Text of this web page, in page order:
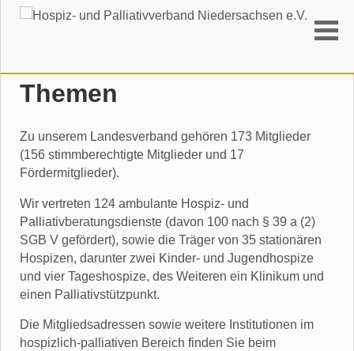
Suchen
Themen
Zu unserem Landesverband gehören 173 Mitglieder
(156 stimmberechtigte Mitglieder und 17
Fördermitglieder).
Wir vertreten 124 ambulante Hospiz- und
Palliativberatungsdienste (davon 100 nach § 39 a (2)
SGB V gefördert), sowie die Träger von 35 stationären
Hospizen, darunter zwei Kinder- und Jugendhospize
und vier Tageshospize, des Weiteren ein Klinikum und
einen Palliativstützpunkt.
Die Mitgliedsadressen sowie weitere Institutionen im
hospizlich-palliativen Bereich finden Sie beim